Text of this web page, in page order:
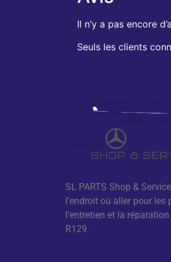
Il n’y a pas encore
Seuls les clients
SL PARTS Shop &
l’endroit où aller pour les
l’entretien et la réparation
R129.